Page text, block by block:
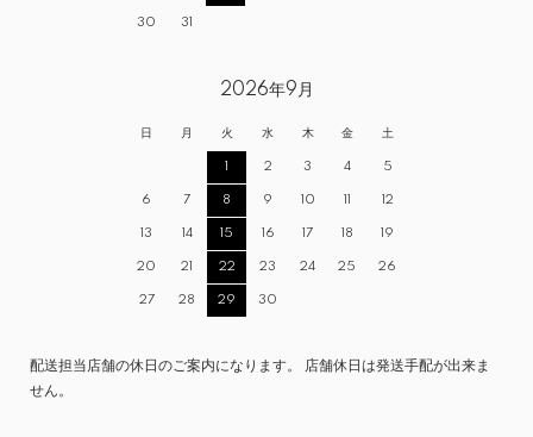
30 31
2026年9月
日 月 火 水 木 金 土
1 2 3 4 5
6 7 8 9 10 11 12
13 14 15 16 17 18 19
20 21 22 23 24 25 26
27 28 29 30
配送担当店舗の休日のご案内になります。 店舗休日は発送手配が出来ま
せん。